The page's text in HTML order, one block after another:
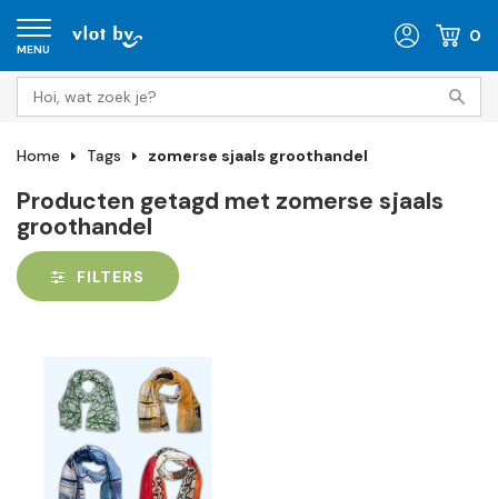
MENU
0
Home Tags zomerse sjaals groothandel
Producten getagd met zomerse sjaals
groothandel
FILTERS